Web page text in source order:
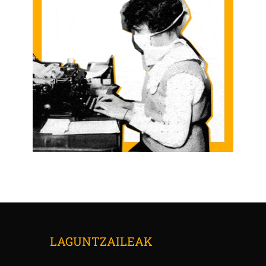
LAGUNTZAILEAK